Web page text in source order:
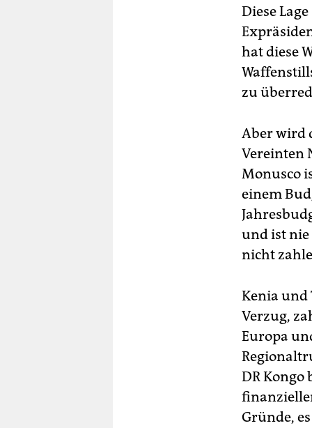
Diese
hat diese
zu
Aber wird
Vereinten
Monusco
einem
und ist nie
nicht
Kenia und
Verzug,
Europa
DR Kongo
Gründe,